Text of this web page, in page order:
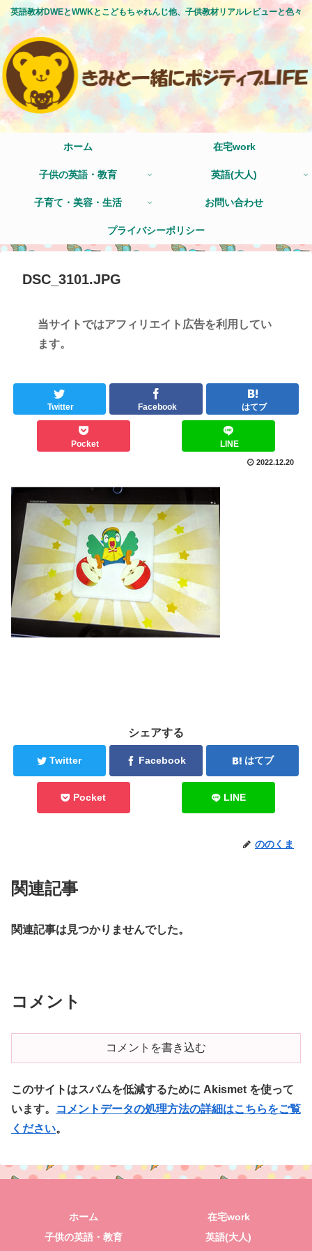
英語教材DWEとWWKとこどもちゃれんじ他、子供教材リアルレビューと色々
ホーム 在宅work
子供の英語・教育 英語(大人)
子育て・美容・生活 お問い合わせ
プライバシーポリシー
DSC_3101.JPG
当サイトではアフィリエイト広告を利用してい
ます。
Twitter Facebook はてブ
Pocket LINE
2022.12.20
シェアする
Twitter Facebook はてブ
Pocket LINE
ののくま
関連記事
関連記事は見つかりませんでした。
コメント
コメントを書き込む
このサイトはスパムを低減するために Akismet を使って
います。
コメントデータの処理方法の詳細はこちらをご覧
ください。
ホーム
在宅work
子供の英語・教育
英語(大人)